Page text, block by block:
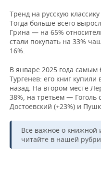
Тренд на русскую
Тогда больше всего
Грина — на 65%
стали покупать на 33%
16%.
В январе 2025 года
Тургенев: его книг
назад. На втором месте
38%, на третьем — Гоголь
Достоевский (+23%) и
Все важное о книжной
читайте в нашей